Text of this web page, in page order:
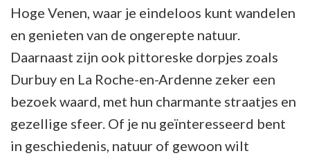
Hoge Venen, waar je eindeloos kunt wandelen
en genieten van de ongerepte natuur.
Daarnaast zijn ook pittoreske dorpjes zoals
Durbuy en La Roche-en-Ardenne zeker een
bezoek waard, met hun charmante straatjes en
gezellige sfeer. Of je nu geïnteresseerd bent
in geschiedenis, natuur of gewoon wilt